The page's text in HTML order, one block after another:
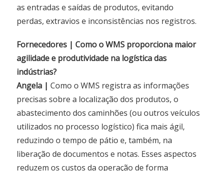
as entradas e saídas de produtos, evitando
perdas, extravios e inconsistências nos registros.
Fornecedores | Como o WMS proporciona maior
agilidade e produtividade na logística das
indústrias?
Angela | Como o WMS registra as informações
precisas sobre a localização dos produtos, o
abastecimento dos caminhões (ou outros veículos
utilizados no processo logístico) fica mais ágil,
reduzindo o tempo de pátio e, também, na
liberação de documentos e notas. Esses aspectos
reduzem os custos da operação de forma